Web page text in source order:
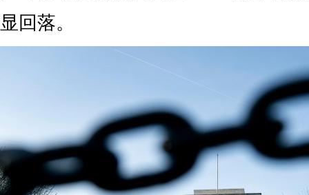
显回落。